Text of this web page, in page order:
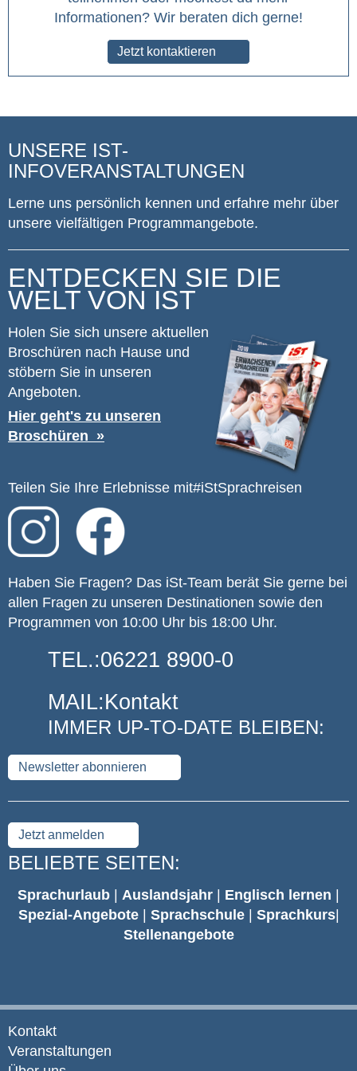
Informationen? Wir beraten dich gerne!
Jetzt kontaktieren
UNSERE IST-
INFOVERANSTALTUNGEN
Lerne uns persönlich kennen und erfahre mehr über
unsere vielfältigen Programmangebote.
ENTDECKEN SIE DIE
WELT VON IST
Holen Sie sich unsere aktuellen
Broschüren nach Hause und
stöbern Sie in unseren
Angeboten.
Hier geht's zu unseren
Broschüren
Teilen Sie Ihre Erlebnisse mit#iStSprachreisen
Haben Sie Fragen? Das iSt-Team berät Sie gerne bei
allen Fragen zu unseren Destinationen sowie den
Programmen von 10:00 Uhr bis 18:00 Uhr.
TEL.:06221 8900-0
MAIL:Kontakt
IMMER UP-TO-DATE BLEIBEN:
Newsletter abonnieren
Jetzt anmelden
BELIEBTE SEITEN:
Sprachurlaub | Auslandsjahr | Englisch lernen |
Spezial-Angebote| Sprachschule | Sprachkurs|
Stellenangebote
Kontakt
Veranstaltungen